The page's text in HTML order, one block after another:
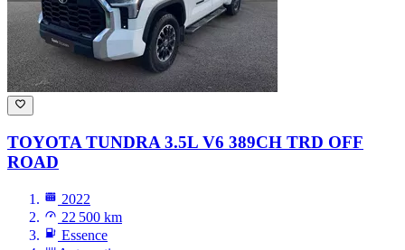
TOYOTA TUNDRA 3.5L V6 389CH TRD OFF
ROAD
2022
22 500 km
Essence